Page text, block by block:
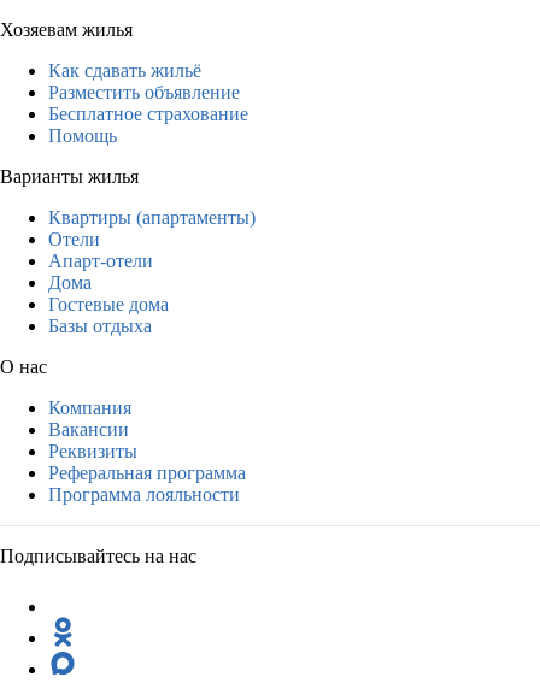
Хозяевам жилья
Как сдавать жильё
Разместить объявление
Бесплатное страхование
Помощь
Варианты жилья
Квартиры (апартаменты)
Отели
Апарт-отели
Дома
Гостевые дома
Базы отдыха
О нас
Компания
Вакансии
Реквизиты
Реферальная программа
Программа лояльности
Подписывайтесь на нас